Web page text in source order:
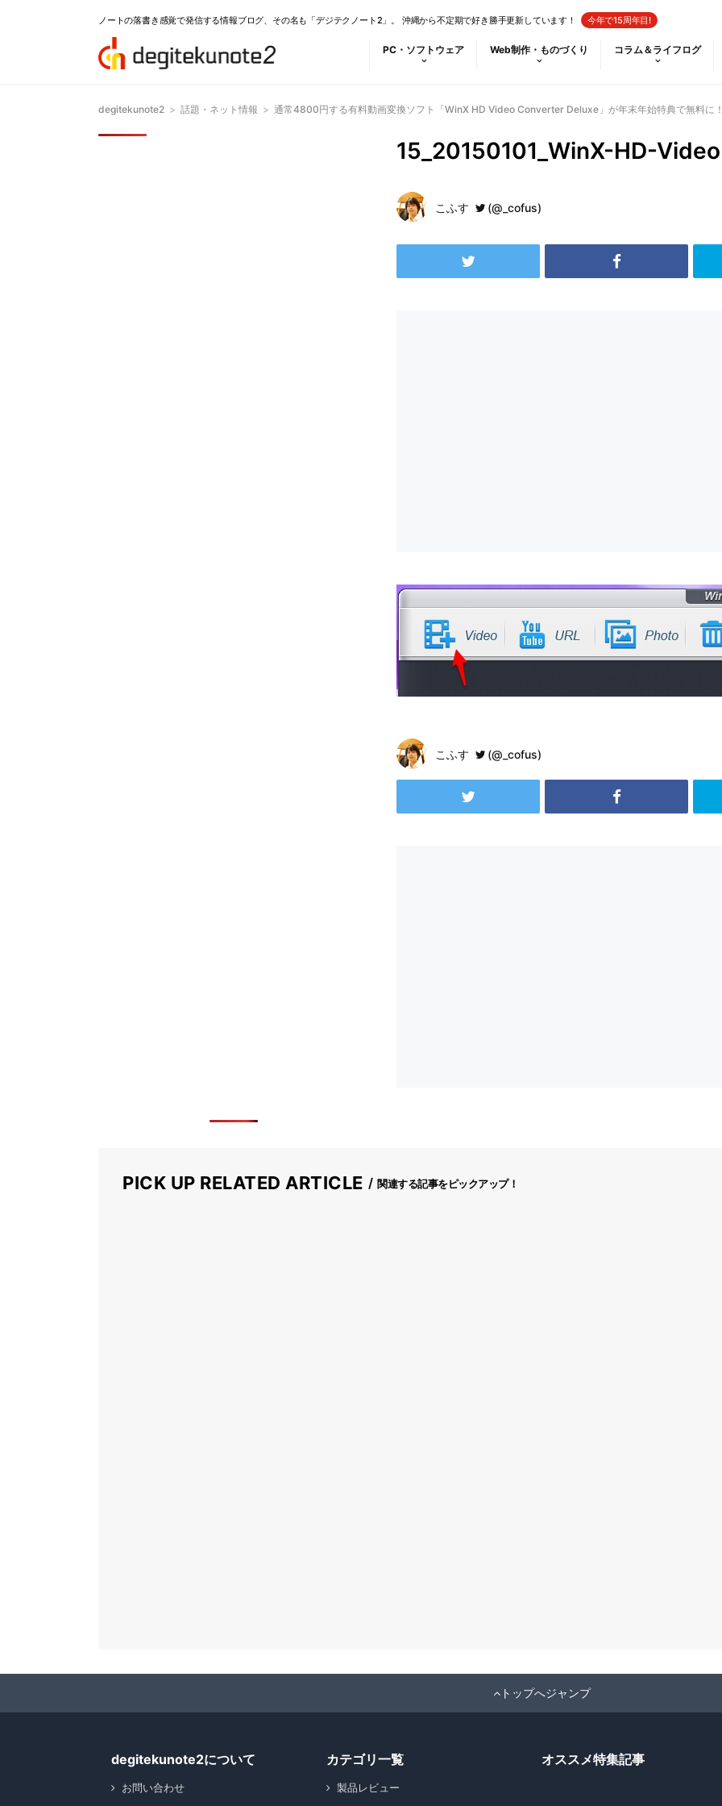
ノートの落書き感覚で発信する情報ブログ、その名も「デジテクノート2」。 沖縄から不定期で好き勝手更新しています！ 今年で15周年目!
PC・ソフトウェア Web制作・ものづくり コラム＆ライフログ
degitekunote2 > 話題・ネット情報 > 通常4800円する有料動画変換ソフト「WinX HD Video Converter Deluxe」が年末年始特典で無料に！
15_20150101_WinX-HD-
こふす (@_cofus)
こふす (@_cofus)
PICK UP RELATED ARTICLE 関連する記事をピックアップ！
トップへジャンプ
degitekunote2について
お問い合わせ
カテゴリ一覧
製品レビュー
オススメ特集記事